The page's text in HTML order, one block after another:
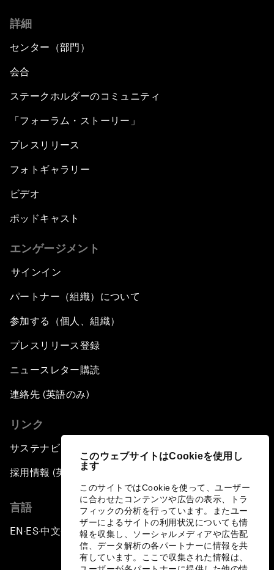
このウェブサイトはCookieを使用し
ます
このサイトではCookieを使って、ユーザー
に合わせたコンテンツや広告の表示、トラ
フィックの分析を行っています。またユー
ザーによるサイトの利用状況についても情
報を収集し、ソーシャルメディアや広告配
信、データ解析の各パートナーに情報を共
有しています。ここで収集された情報は、
詳細
センター（部門）
会合
ステークホルダーのコミュニティ
「フォーラム・ストーリー」
プレスリリース
フォトギャラリー
ビデオ
ポッドキャスト
エンゲージメント
サインイン
パートナー（組織）について
参加する（個人、組織）
プレスリリース登録
ニュースレター購読
連絡先 (英語のみ)
リンク
サステナビリティへの取り組み
採用情報 (英語のみ)
言語
EN ▪ES▪中文▪ 日本語